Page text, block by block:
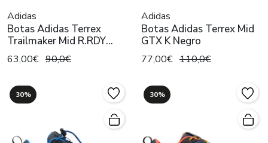
Adidas
Botas Adidas Terrex
Trailmaker Mid R.RDY
Negro
63,00€ 90,0€
Adidas
Botas Adidas Terrex Mid
GTX K Negro
77,00€ 110,0€
30% 30%